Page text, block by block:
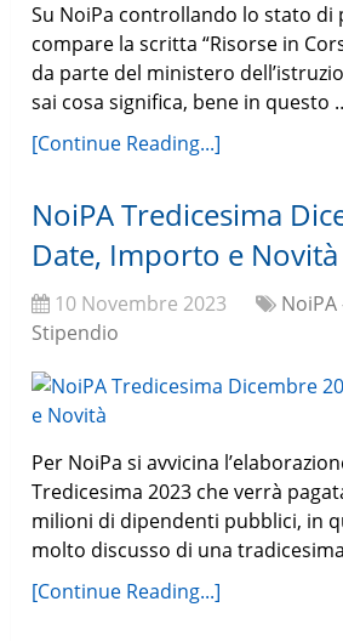
Su NoiPa controllando lo stato di
compare la scritta “Risorse in
da parte del ministero
sai cosa significa, bene in questo
[Continue Reading...]
NoiPA Tredicesima
Date, Importo e Novità
10 Novembre 2023
Stipendio
Per NoiPa si avvicina
Tredicesima 2023 che verrà
milioni di dipendenti pubblici, in
molto discusso di una
[Continue Reading...]